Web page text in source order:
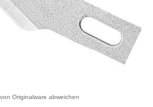
Originalware abweichen